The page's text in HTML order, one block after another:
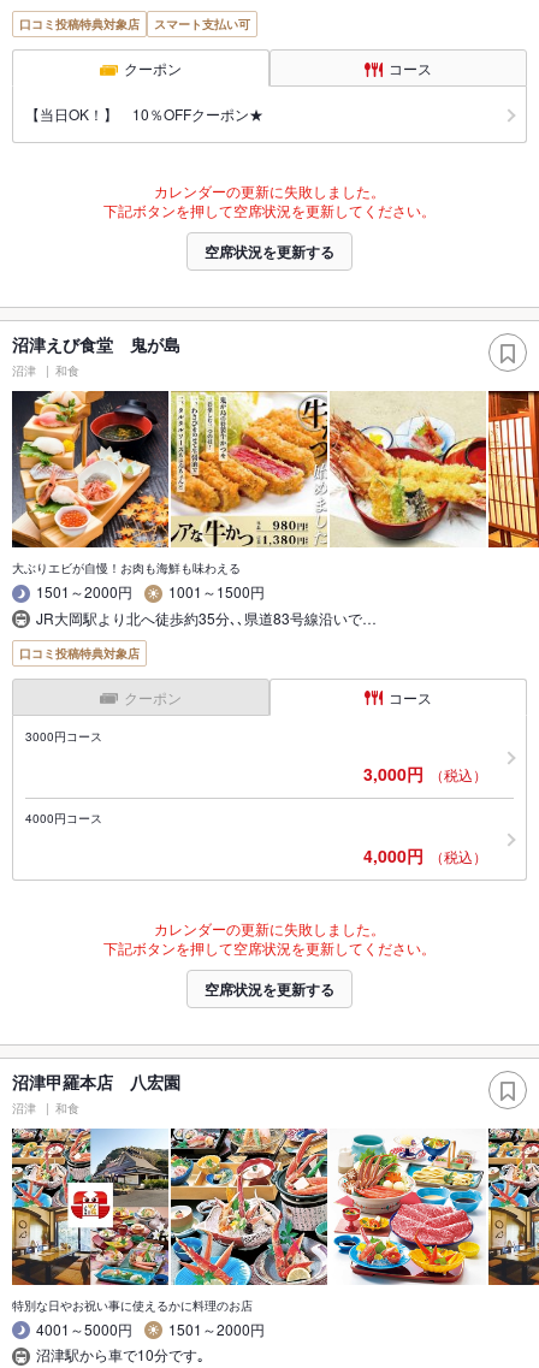
口コミ投稿特典対象店 スマート支払い可
クーポン コース
【当日OK！】 10％OFFクーポン★
カレンダーの更新に失敗しました。
下記ボタンを押して空席状況を更新してください。
空席状況を更新する
沼津えび食堂 鬼が島
沼津 和食
大ぶりエビが自慢！お肉も海鮮も味わえる
1501～2000円
1001～1500円
JR大岡駅より北へ徒歩約35分､､県道83号線沿いで…
口コミ投稿特典対象店
クーポン コース
3000円コース
3,000円 （税込）
4000円コース
4,000円 （税込）
カレンダーの更新に失敗しました。
下記ボタンを押して空席状況を更新してください。
空席状況を更新する
沼津甲羅本店 八宏園
沼津 和食
特別な日やお祝い事に使えるかに料理のお店
4001～5000円
1501～2000円
沼津駅から車で10分です｡